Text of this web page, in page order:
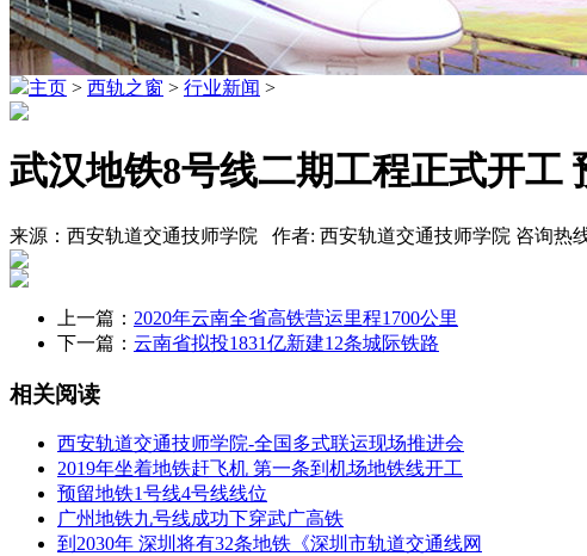
主页 > 西轨之窗 > 行业新闻 >
武汉地铁8号线二期工程正式开工
来源：西安轨道交通技师学院 作者: 西安轨道交通技师学院 咨询热
上一篇： 2020年云南全省高铁营运里程1700公里
下一篇： 云南省拟投1831亿新建12条城际铁路
相关阅读
西安轨道交通技师学院-全国多式联运现场推进会
2019年坐着地铁赶飞机 第一条到机场地铁线开工
预留地铁1号线4号线线位
广州地铁九号线成功下穿武广高铁
到2030年 深圳将有32条地铁《深圳市轨道交通线网